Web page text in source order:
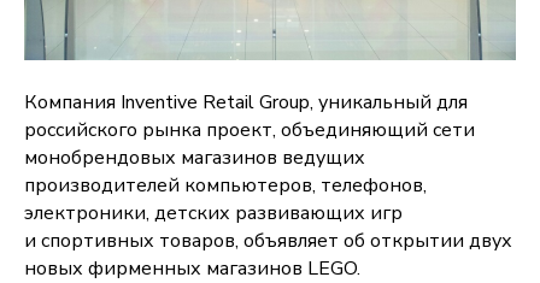
Компания Inventive Retail Group, уникальный для
российского рынка проект‚ объединяющий сети
монобрендовых магазинов ведущих
производителей компьютеров‚ телефонов‚
электроники, детских развивающих игр
и спортивных товаров, объявляет об открытии двух
новых фирменных магазинов LEGO.